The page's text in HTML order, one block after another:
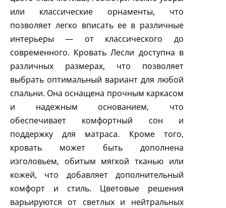
или классические орнаменты, что
позволяет легко вписать ее в различные
интерьеры — от классического до
современного. Кровать Лесли доступна в
различных размерах, что позволяет
выбрать оптимальный вариант для любой
спальни. Она оснащена прочным каркасом
и надежным основанием, что
обеспечивает комфортный сон и
поддержку для матраса. Кроме того,
кровать может быть дополнена
изголовьем, обитым мягкой тканью или
кожей, что добавляет дополнительный
комфорт и стиль. Цветовые решения
варьируются от светлых и нейтральных